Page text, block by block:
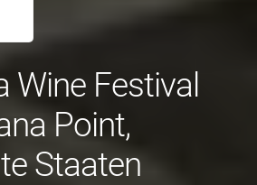
Wine Festival
Point,
Staaten